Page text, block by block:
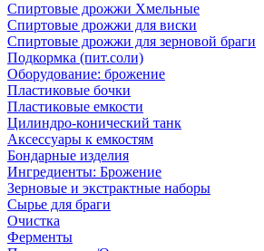
Спиртовые дрожжи Хмельные
Спиртовые дрожжи для виски
Спиртовые дрожжи для зерновой браги
Подкормка (пит.соли)
Оборудование: брожение
Пластиковые бочки
Пластиковые емкости
Цилиндро-конический танк
Аксессуары к емкостям
Бондарные изделия
Ингредиенты: Брожение
Зерновые и экстрактные наборы
Сырье для браги
Очистка
Ферменты